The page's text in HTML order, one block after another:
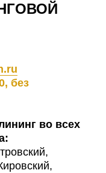
без
во всех